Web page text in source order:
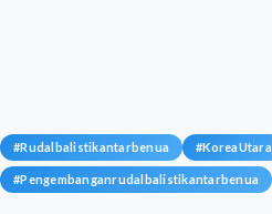
#Rudalbalistikantarbenua #KoreaUtara
#Pengembanganrudalbalistikantarbenua